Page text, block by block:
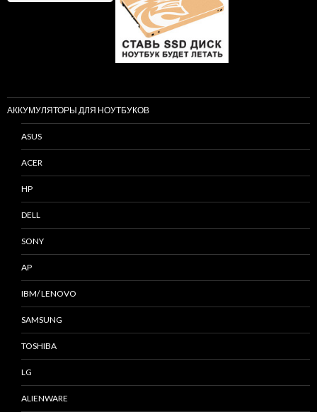
АККУМУЛЯТОРЫ ДЛЯ НОУТБУКОВ
ASUS
ACER
HP
DELL
SONY
AP
IBM/ LENOVO
SAMSUNG
TOSHIBA
LG
ALIENWARE